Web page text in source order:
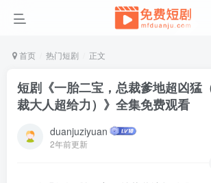
首页 热门短剧 正文
短剧《一胎二宝，总裁爹地超凶猛
裁大人超给力）》全集免费观看
duanjuziyuan
2年前更新